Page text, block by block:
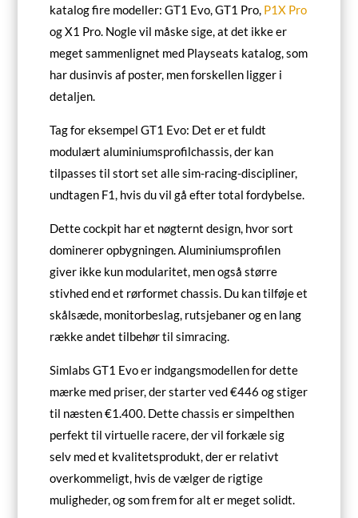
katalog fire modeller: GT1 Evo, GT1 Pro, P1X Pro
og X1 Pro. Nogle vil måske sige, at det ikke er
meget sammenlignet med Playseats katalog, som
har dusinvis af poster, men forskellen ligger i
detaljen.
Tag for eksempel GT1 Evo: Det er et fuldt
modulært aluminiumsprofilchassis, der kan
tilpasses til stort set alle sim-racing-discipliner,
undtagen F1, hvis du vil gå efter total fordybelse.
Dette cockpit har et nøgternt design, hvor sort
dominerer opbygningen. Aluminiumsprofilen
giver ikke kun modularitet, men også større
stivhed end et rørformet chassis. Du kan tilføje et
skålsæde, monitorbeslag, rutsjebaner og en lang
række andet tilbehør til simracing.
Simlabs GT1 Evo er indgangsmodellen for dette
mærke med priser, der starter ved €446 og stiger
til næsten €1.400. Dette chassis er simpelthen
perfekt til virtuelle racere, der vil forkæle sig
selv med et kvalitetsprodukt, der er relativt
overkommeligt, hvis de vælger de rigtige
muligheder, og som frem for alt er meget solidt.